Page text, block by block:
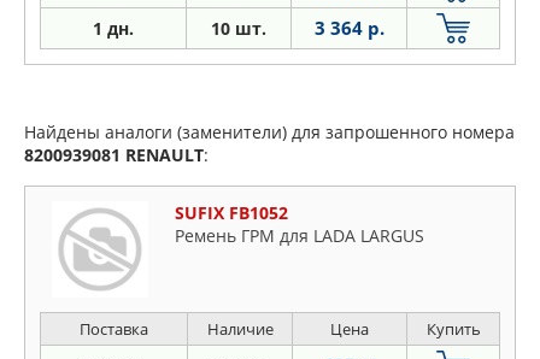
1 дн. 10 шт. 3 364 р.
Найдены аналоги (заменители) для запрошенного номера
8200939081 RENAULT:
SUFIX FB1052
Ремень ГРМ для LADA LARGUS
Поставка Наличие Цена Купить